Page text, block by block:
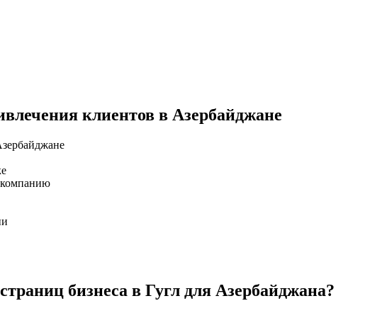
клиентов в Азербайджане
компанию
бизнеса в Гугл для Азербайджана?